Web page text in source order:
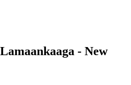
- New